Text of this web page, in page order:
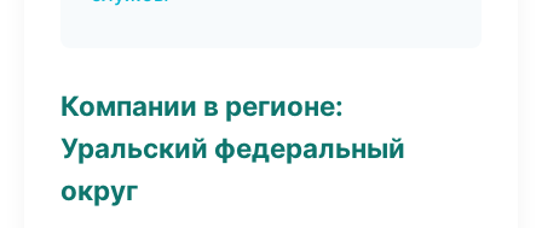
Компании в регионе:
Уральский федеральный
округ